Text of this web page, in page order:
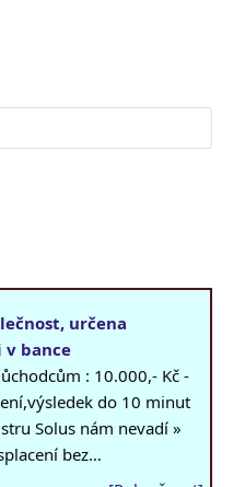
určena
bance
: 10.000,- Kč -
do 10 minut
Solus nám nevadí »
bez…